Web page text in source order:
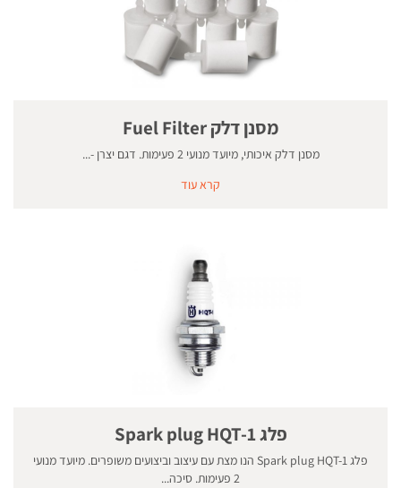
מסנן דלק Fuel Filter
מסנן דלק איכותי, מיועד מנועי 2 פעימות. דגם יצרן -...
קרא עוד
פלג Spark plug HQT-1
פלג Spark plug HQT-1 הנו מצת עם עיצוב וביצועים משופרים. מיועד מנועי
2 פעימות. סיכה...